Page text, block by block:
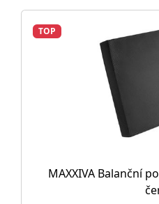
TOP
MAXXIVA Balanční